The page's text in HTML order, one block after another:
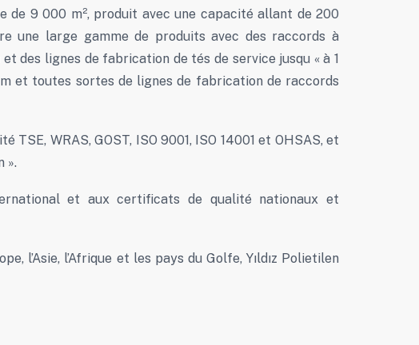
de 9 000 m², produit avec une capacité allant de 200
une large gamme de produits avec des raccords à
des lignes de fabrication de tés de service jusqu « à 1
et toutes sortes de lignes de fabrication de raccords
WRAS, GOST, ISO 9001, ISO 14001 et OHSAS, et
».
et aux certificats de qualité nationaux et
l’Asie, l’Afrique et les pays du Golfe, Yıldız Polietilen